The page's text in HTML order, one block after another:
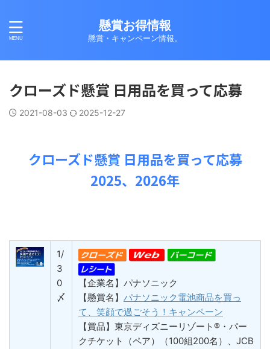
懸賞お得情報
懸賞・キャンペーン情報。
クローズド懸賞 日用品を買って応募
2021-08-03 2025-12-27
クローズド懸賞 日用品を買って応募
2025、2026年
1/
3
0
〆
【企業名】パナソニック
【懸賞名】 パナソニック電池商品を買っ
て、笑顔で過ごそう！キャンペーン
【賞品】東京ディズニーリゾート®・パー
クチケット（ペア）（100組200名）、JCB